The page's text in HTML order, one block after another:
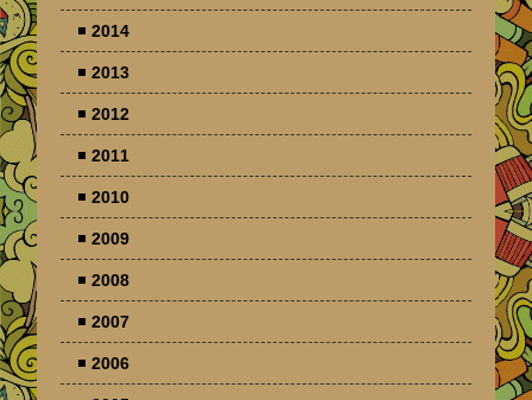
2014
2013
2012
2011
2010
2009
2008
2007
2006